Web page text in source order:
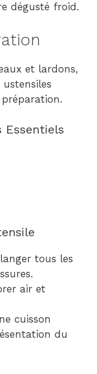
dégusté froid.
et lardons,
Essentiels
tous les
air et
cuisson
du